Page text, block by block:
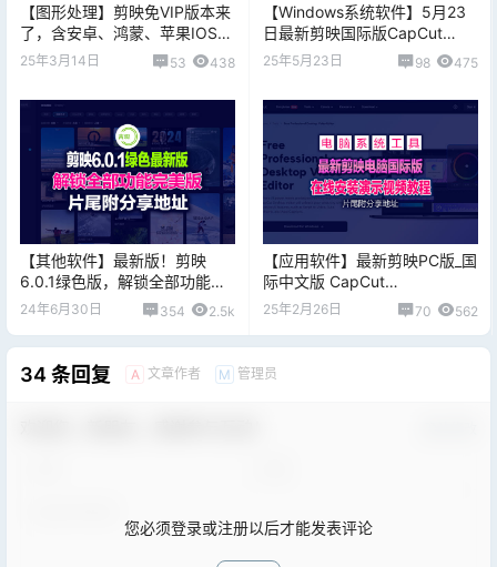
【图形处理】剪映免VIP版本来
了，含安卓、鸿蒙、苹果IOS及
电脑PC端全套，片尾附分享地
25年3月14日 53 438
【Windows系统软件】5月23
日最新剪映国际版CapCut
6.3.0 视频编辑处理，免费使用
25年5月23日 98 475
【其他软件】最新版！剪映
6.0.1绿色版，解锁全部功能，
可以直接导出！片尾附下载地
址！注意不要更新，更新直接
报废
24年6月30日 354 2.5k
【应用软件】最新剪映PC版_国
际中文版 CapCut
v5.5.0.2028，亲测可用附中文
25年2月26日 70 562
34 条回复 A 文章作者 M 管理员
您必须登录或注册以后才能发表评论